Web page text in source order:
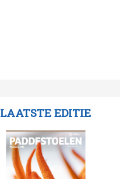
LAATSTE EDITIE